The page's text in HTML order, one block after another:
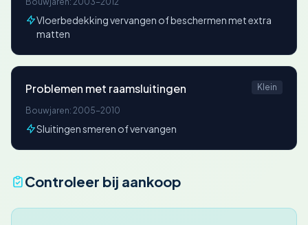
Vloerbedekking vervangen of beschermen met extra
matten
Problemen met raamsluitingen Klein
Bouwjaren: 2005-2010
Sluitingen smeren of vervangen
Controleer bij aankoop